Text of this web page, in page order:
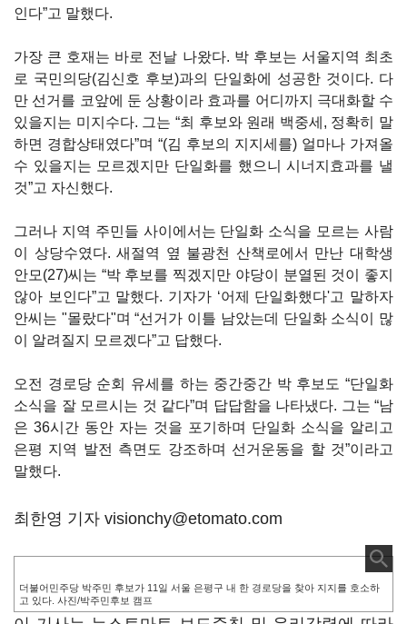
인다”고 말했다.
가장 큰 호재는 바로 전날 나왔다. 박 후보는 서울지역 최초
로 국민의당(김신호 후보)과의 단일화에 성공한 것이다. 다
만 선거를 코앞에 둔 상황이라 효과를 어디까지 극대화할 수
있을지는 미지수다. 그는 “최 후보와 원래 백중세, 정확히 말
하면 경합상태였다”며 “(김 후보의 지지세를) 얼마나 가져올
수 있을지는 모르겠지만 단일화를 했으니 시너지효과를 낼
것”고 자신했다.
그러나 지역 주민들 사이에서는 단일화 소식을 모르는 사람
이 상당수였다. 새절역 옆 불광천 산책로에서 만난 대학생
안모(27)씨는 “박 후보를 찍겠지만 야당이 분열된 것이 좋지
않아 보인다”고 말했다. 기자가 ‘어제 단일화했다'고 말하자
안씨는 "몰랐다"며 “선거가 이틀 남았는데 단일화 소식이 많
이 알려질지 모르겠다”고 답했다.
오전 경로당 순회 유세를 하는 중간중간 박 후보도 “단일화
소식을 잘 모르시는 것 같다”며 답답함을 나타냈다. 그는 “남
은 36시간 동안 자는 것을 포기하며 단일화 소식을 알리고
은평 지역 발전 측면도 강조하며 선거운동을 할 것”이라고
말했다.
최한영 기자 visionchy@etomato.com
더불어민주당 박주민 후보가 11일 서울 은평구 내 한 경로당을 찾아 지지를 호소하
고 있다. 사진/박주민후보 캠프